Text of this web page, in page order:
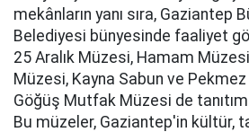
mekânların yanı sıra, Gaziantep
Belediyesi bünyesinde faaliyet
25 Aralık Müzesi, Hamam
Müzesi, Kayna Sabun ve
Göğüş Mutfak Müzesi de
Bu müzeler, Gaziantep'in kültür,